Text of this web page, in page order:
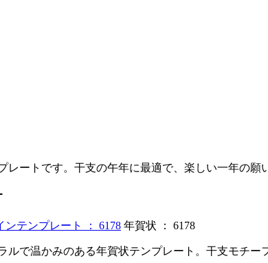
ートです。干支の午年に最適で、楽しい一年の願
年賀状 ： 6178
で温かみのある年賀状テンプレート。干支モチー